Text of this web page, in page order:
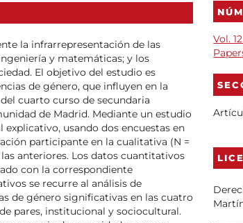
la infrarrepresentación de las
y matemáticas; y los
El objetivo del estudio es
de género, que influyen en la
cuarto curso de secundaria
de Madrid. Mediante un estudio
usando dos encuestas en
participante en la cualitativa (N =
anteriores. Los datos cuantitativos
con la correspondiente
se recurre al análisis de
de género significativas en las cuatro
pares, institucional y sociocultural.
Vol.